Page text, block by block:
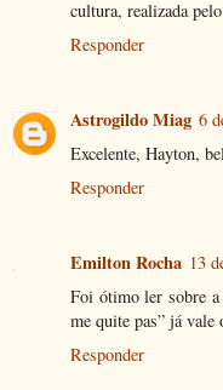
cultura, realizada
Responder
Astrogildo Miag 6
Excelente, Hayton,
Responder
Emilton Rocha 13
Foi ótimo ler sobre
me quite pas” já
Responder